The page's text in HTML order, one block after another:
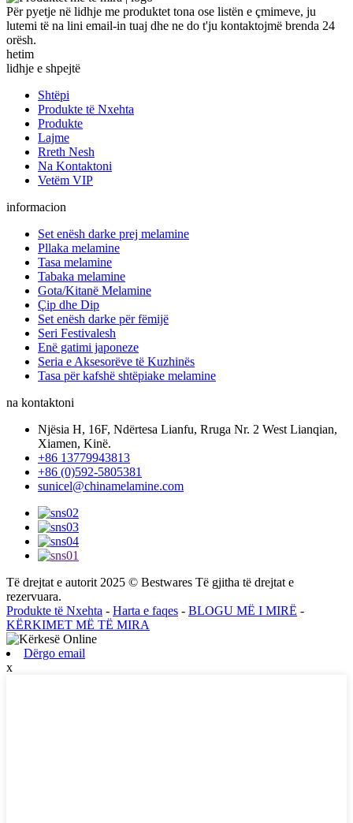
Për pyetje në lidhje me produktet tona ose listën e çmimeve, ju
lutemi të na lini email-in tuaj dhe ne do t'ju kontaktojmë brenda 24
orësh.
hetim
lidhje e shpejtë
Shtëpi
Produkte të Nxehta
Produkte
Lajme
Rreth Nesh
Na Kontaktoni
Vetëm VIP
informacion
Set enësh darke prej melamine
Pllaka melamine
Tasa melamine
Tabaka melamine
Gota/Kitanë Melamine
Çip dhe Dip
Set enësh darke për fëmijë
Seri Festivalesh
Enë gatimi japoneze
Seria e Aksesorëve të Kuzhinës
Tasa për kafshë shtëpiake melamine
na kontaktoni
Njësia H, 16F, Ndërtesa Lianfu, Rruga Nr. 2 West Lianqian,
Xiamen, Kinë.
+86 13779943813
+86 (0)592-5805381
sunicel@chinamelamine.com
Të drejtat e autorit 2025 © Bestwares Të gjitha të drejtat e
rezervuara.
Produkte të Nxehta - Harta e faqes - BLOGU MË I MIRË -
KËRKIMET MË TË MIRA
Dërgo email
x